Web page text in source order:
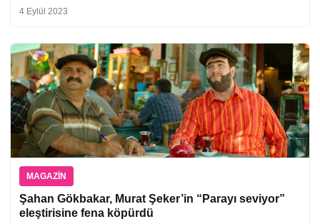
4 Eylül 2023
MAGAZIN
Şahan Gökbakar, Murat Şeker’in “Parayı seviyor”
eleştirisine fena köpürdü